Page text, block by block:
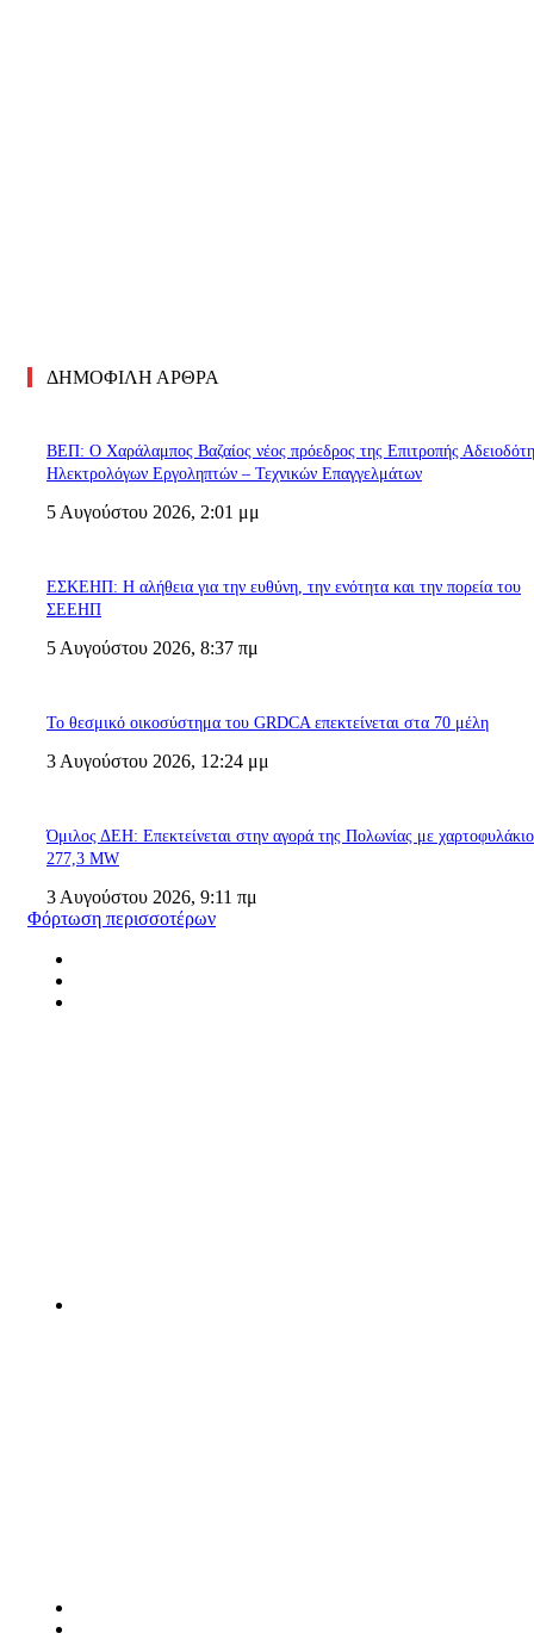
ΔΗΜΟΦΙΛΗ ΑΡΘΡΑ
ΒΕΠ: Ο Χαράλαμπος Βαζαίος νέος πρόεδρος της Επιτροπής
Ηλεκτρολόγων Εργοληπτών – Τεχνικών Επαγγελμάτων
5 Αυγούστου 2026, 2:01 μμ
ΕΣΚΕΗΠ: Η αλήθεια για την ευθύνη, την ενότητα και την πορεία του
ΣΕΕΗΠ
5 Αυγούστου 2026, 8:37 πμ
Το θεσμικό οικοσύστημα του GRDCA επεκτείνεται στα 70 μέλη
3 Αυγούστου 2026, 12:24 μμ
Όμιλος ΔΕΗ: Επεκτείνεται στην αγορά της Πολωνίας με
277,3 MW
3 Αυγούστου 2026, 9:11 πμ
Φόρτωση περισσοτέρων